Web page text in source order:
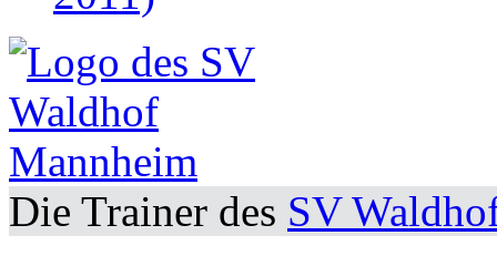
Die Trainer des SV